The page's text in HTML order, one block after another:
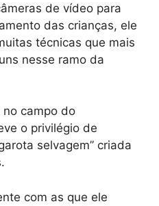
de vídeo para
das crianças, ele
técnicas que mais
nesse ramo da
no campo do
o privilégio de
selvagem” criada
com as que ele